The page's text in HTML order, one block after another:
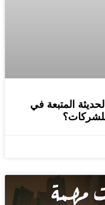
المتبعة في
للشركات؟